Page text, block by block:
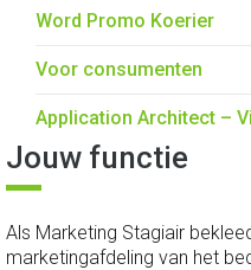
Word Promo Koerier
Voor consumenten
Application Architect –
Jouw functie
Als Marketing Stagiair
marketingafdeling van het